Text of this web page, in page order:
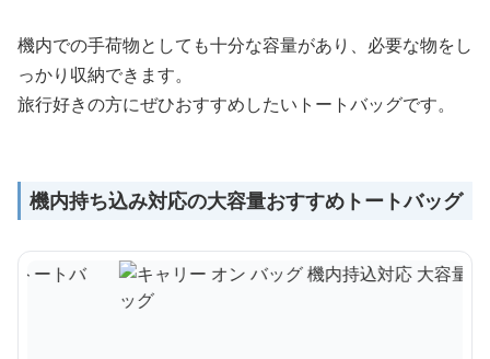
機内での手荷物としても十分な容量があり、必要な物をし
っかり収納できます。
旅行好きの方にぜひおすすめしたいトートバッグです。
機内持ち込み対応の大容量おすすめトートバッグ